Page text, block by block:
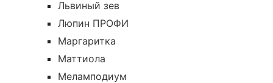
Львиный зев
Люпин ПРОФИ
Маргаритка
Маттиола
Меламподиум